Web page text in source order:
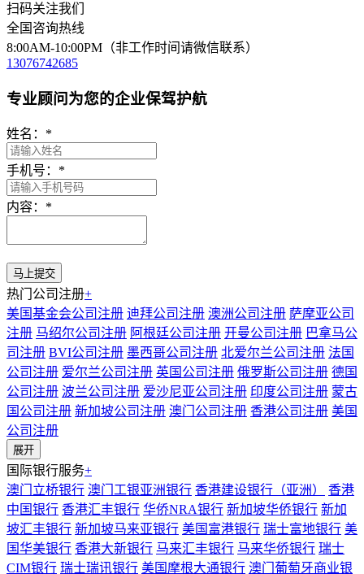
扫码关注我们
全国咨询热线
8:00AM-10:00PM（非工作时间请微信联系）
13076742685
专业顾问为您的企业保驾护航
姓名： *
手机号： *
内容： *
热门公司注册+
美国基金会公司注册 迪拜公司注册 澳洲公司注册 萨摩亚公司
注册 马绍尔公司注册 阿根廷公司注册 开曼公司注册 巴拿马公
司注册 BVI公司注册 墨西哥公司注册 北爱尔兰公司注册 法国
公司注册 爱尔兰公司注册 英国公司注册 俄罗斯公司注册 德国
公司注册 波兰公司注册 爱沙尼亚公司注册 印度公司注册 蒙古
国公司注册 新加坡公司注册 澳门公司注册 香港公司注册 美国
公司注册
展开
国际银行服务+
澳门立桥银行 澳门工银亚洲银行 香港建设银行（亚洲）
香港
中国银行 香港汇丰银行 华侨NRA银行 新加坡华侨银行 新加
坡汇丰银行 新加坡马来亚银行 美国富港银行 瑞士富地银行 美
国华美银行 香港大新银行 马来汇丰银行 马来华侨银行 瑞士
CIM银行 瑞士瑞讯银行 美国摩根大通银行 澳门葡萄牙商业银